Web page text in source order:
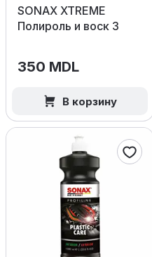
SONAX XTREME
Полироль и воск 3
350 MDL
В корзину